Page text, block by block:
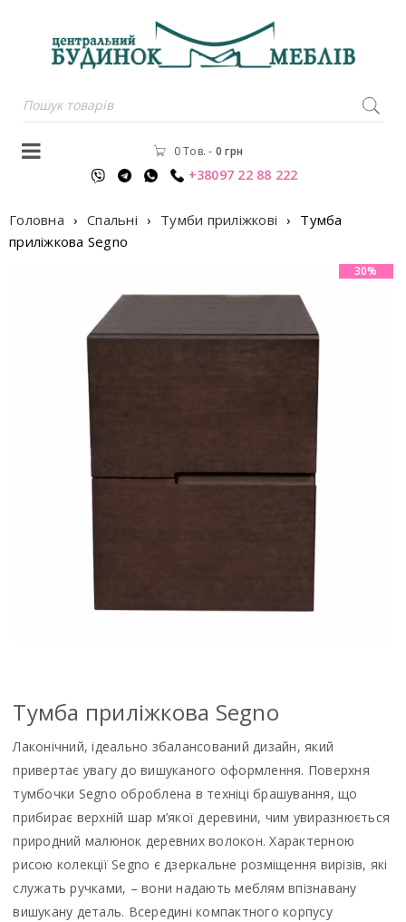
0 Тов. - 0грн
+38097 22 88 222
Головна › Спальні › Тумби приліжкові › Тумба
прилiжкова Segno
30%
Тумба прилiжкова Segno
Лаконічний, ідеально збалансований дизайн, який
привертає увагу до вишуканого оформлення. Поверхня
тумбочки Segno оброблена в техніці брашування, що
прибирає верхній шар м’якої деревини, чим увиразнюється
природний малюнок деревних волокон. Характерною
рисою колекції Segno є дзеркальне розміщення вирізів, які
служать ручками, – вони надають меблям впізнавану
вишукану деталь. Всередині компактного корпусу